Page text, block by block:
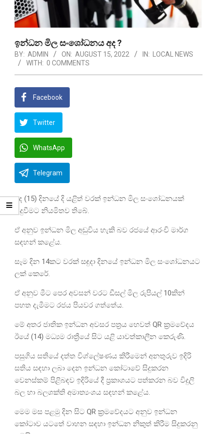
ඉන්ධන මිල සංශෝධනය අද ?
BY: ADMIN ON: AUGUST 15, 2022 IN:
LOCAL NEWS
WITH: 0 COMMENTS
Facebook
Twitter
WhatsApp
Telegram
අද (15) දිනයේ දි යළිත් වරක් ඉන්ධන මිල සංශෝධනයක්
සිදුවීමට නියමිතව තිබේ.
ඒ අනුව ඉන්ධන මිල අඩුවිය හැකි බව රජයේ ආරංචි මාර්ග
සඳහන් කළේය.
සෑම දින 14කට වරක් සඳුදා දිනයේ ඉන්ධන මිල සංශෝධනයට
ලක් කෙරේ.
ඒ අනුව මීට පෙර අවසන් වරට ඩීසල් මිල රුපියල් 10කින්
පහත දැමීමට රජය පියවර ගත්තේය.
මේ අතර ජාතික ඉන්ධන අවසර පත්‍රය හෙවත් QR ක්‍රමවේදය
ඊයේ (14) මධ්‍යම රාත්‍රීයේ සිට යළි යාවත්කාලීන කෙරුණි.
පසුගිය සතියේ දත්ත විශ්ලේෂණය කිරීමෙන් අනතුරුව ඉදිරි
සතිය සඳහා ලබා දෙන ඉන්ධන කෝටාවේ සිදුකරන
වෙනස්කම් පිළිබඳව ඉදිරියේ දී ප්‍රකාශයට පත්කරන බව විදුලි
බල හා බලශක්ති අමාත්‍යංශය සඳහන් කළේය.
මෙම මස පළමු දින සිට QR ක්‍රමවේදයට අනුව ඉන්ධන
කෝටාව යටතේ වාහන සඳහා ඉන්ධන නිකුත් කිරීම සිදුකරනු